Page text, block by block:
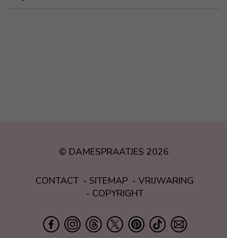
© DAMESPRAATJES 2026
CONTACT SITEMAP
VRIJWARING
COPYRIGHT